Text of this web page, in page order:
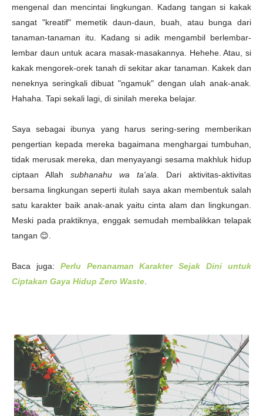
mengenal dan mencintai lingkungan. Kadang tangan si kakak
sangat "kreatif" memetik daun-daun, buah, atau bunga dari
tanaman-tanaman itu. Kadang si adik mengambil berlembar-
lembar daun untuk acara masak-masakannya. Hehehe. Atau, si
kakak mengorek-orek tanah di sekitar akar tanaman. Kakek dan
neneknya seringkali dibuat "ngamuk" dengan ulah anak-anak.
Hahaha. Tapi sekali lagi, di sinilah mereka belajar.
Saya sebagai ibunya yang harus sering-sering memberikan
pengertian kepada mereka bagaimana menghargai tumbuhan,
tidak merusak mereka, dan menyayangi sesama makhluk hidup
ciptaan Allah subhanahu wa ta'ala . Dari aktivitas-aktivitas
bersama lingkungan seperti itulah saya akan membentuk salah
satu karakter baik anak-anak yaitu cinta alam dan lingkungan.
Meski pada praktiknya, enggak semudah membalikkan telapak
tangan 😊.
Baca juga: Perlu Penanaman Karakter Sejak Dini untuk
Ciptakan Gaya Hidup Zero Waste